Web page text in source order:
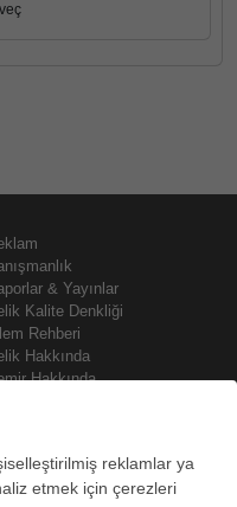
& Yayınlar
Kalite Denkliği
Rehberi
Hakkında
Hakkında
© SteelOrbis Elektronik